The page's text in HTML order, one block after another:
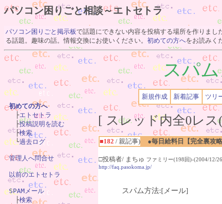
パソコン困りごと相談～エトセトラ
パソコン困りごと掲示板で話題にできない内容を投稿する場所を作りまし
る話題。趣味の話。情報交換にお使いください。 初めての方へをお読みく
スパ
新規作成 新着記事 ツリ
[ スレッド内全0レ
■182 / 親記事) ●毎日給料日【完全裏攻
□投稿者/ まちゅ ファミリー(198回)-(2004/12/
http://faq.pasokoma.jp/
スパム方法:[メール]
初めての方へ
├エトセトラ
├投稿説明を読む
├検索
└過去ログ
管理人へ問合せ
以前のエトセトラ
SPAMメール
├検索